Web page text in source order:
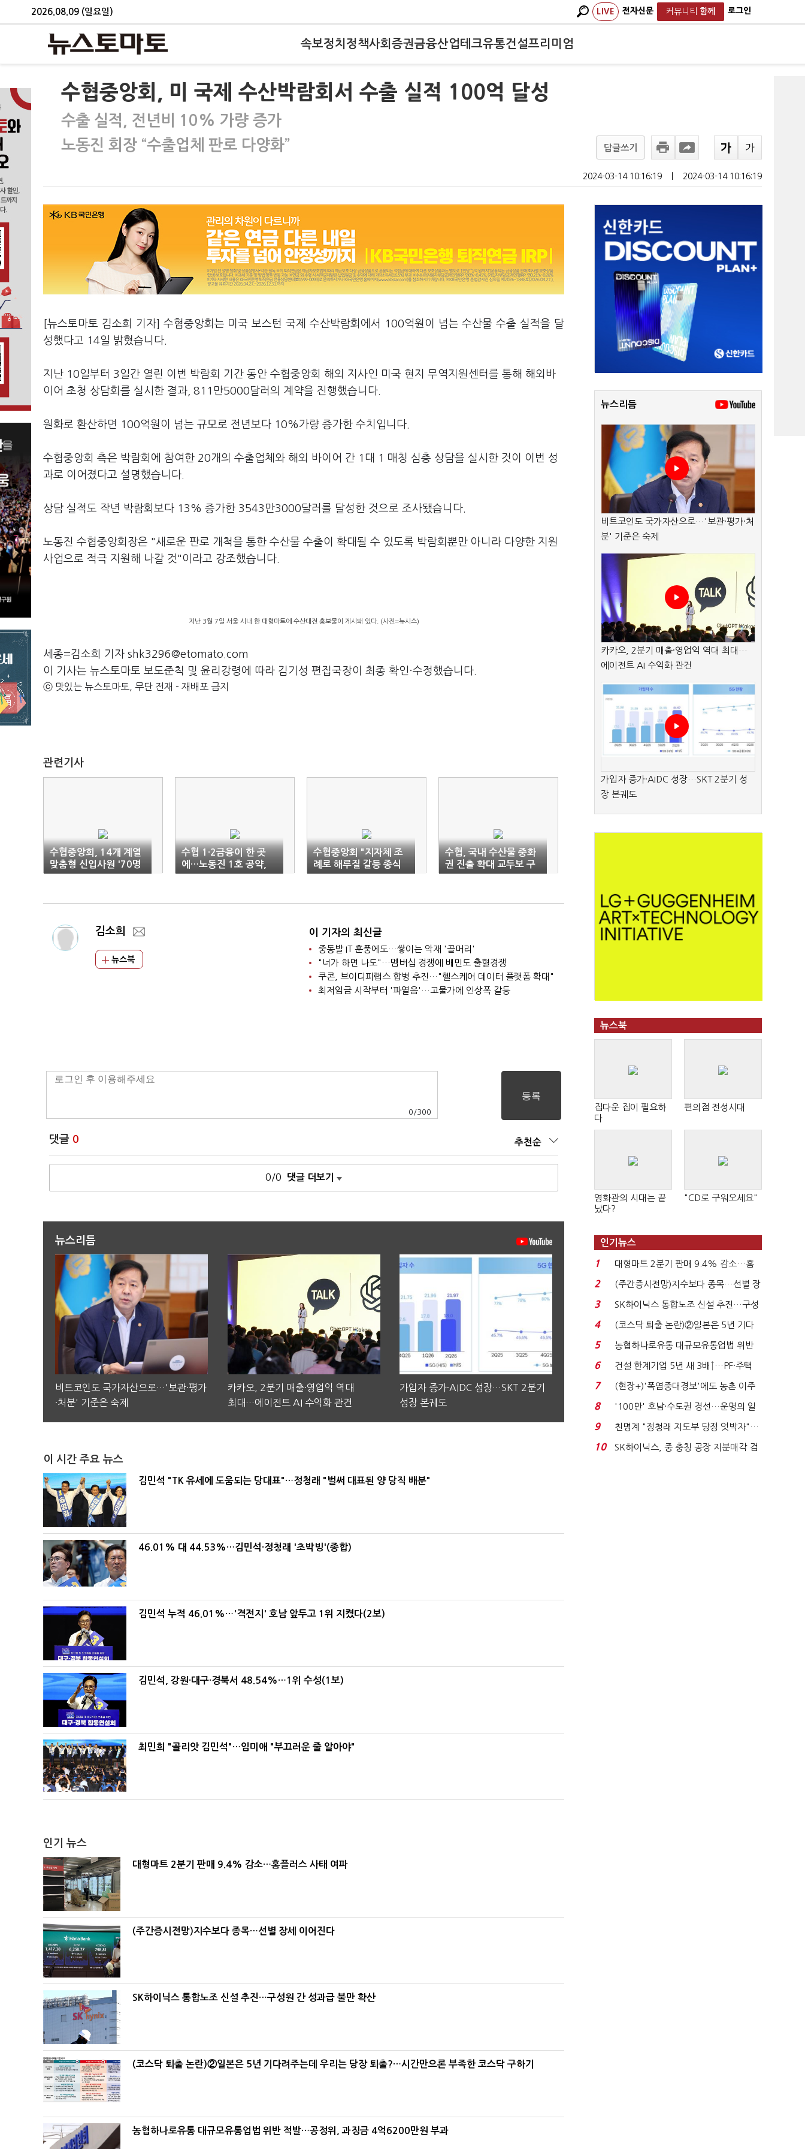
2026.08.09 (일요일) LIVE 전자신문 커뮤니티 함께 로그인
속보정치 정책사회 증권금융산업테크유통건설프리미엄
수협중앙회, 미 국제 수산박람회서 수출 실적 100억 달성
수출 실적, 전년비 10% 가량 증가
노동진 회장 “수출업체 판로 다양화”
답글쓰기
2024-03-14 10:16:19 2024-03-14 10:16:19
[뉴스토마토 김소희 기자] 수협중앙회는 미국 보스턴 국제 수산박람회에서 100억원이 넘는 수산물 수출 실적을 달
성했다고 14일 밝혔습니다.
지난 10일부터 3일간 열린 이번 박람회 기간 동안 수협중앙회 해외 지사인 미국 현지 무역지원센터를 통해 해외바
이어 초청 상담회를 실시한 결과, 811만5000달러의 계약을 진행했습니다.
원화로 환산하면 100억원이 넘는 규모로 전년보다 10%가량 증가한 수치입니다.
수협중앙회 측은 박람회에 참여한 20개의 수출업체와 해외 바이어 간 1대 1 매칭 심층 상담을 실시한 것이 이번 성
과로 이어졌다고 설명했습니다.
상담 실적도 작년 박람회보다 13% 증가한 3543만3000달러를 달성한 것으로 조사됐습니다.
노동진 수협중앙회장은 "새로운 판로 개척을 통한 수산물 수출이 확대될 수 있도록 박람회뿐만 아니라 다양한 지원
사업으로 적극 지원해 나갈 것"이라고 강조했습니다.
지난 3월 7일 서울 시내 한 대형마트에 수산대전 홍보물이 게시돼 있다. (사진=뉴시스)
세종=김소희 기자 shk3296@etomato.com
이 기사는 뉴스토마토 보도준칙 및 윤리강령에 따라 김기성 편집국장이 최종 확인·수정했습니다.
ⓒ 맛있는 뉴스토마토, 무단 전재 - 재배포 금지
관련기사
수협중앙회, 14개 계열
맞춤형 신입사원 '70명
공채'
수협 1·2금융이 한 곳
에…노동진 1호 공약,
'복합점포' 출범
수협중앙회 "지자체 조
례로 해루질 갈등 종식
시켜야"
수협, 국내 수산물 중화
권 진출 확대 교두보 구
축
김소희
뉴스북
이 기자의 최신글
중동발 IT 훈풍에도…쌓이는 악재 '골머리'
"너가 하면 나도"…멤버십 경쟁에 배민도 출혈경쟁
쿠콘, 브이디피랩스 합병 추진…"헬스케어 데이터 플랫폼 확대"
최저임금 시작부터 '파열음'…고물가에 인상폭 갈등
0 /300
댓글 0 추천순
0/0 댓글 더보기
뉴스리듬
비트코인도 국가자산으로…'보관·평가
·처분' 기준은 숙제
카카오, 2분기 매출·영업익 역대
최대…에이전트 AI 수익화 관건
가입자 증가·AIDC 성장…SKT 2분기
성장 본궤도
이 시간 주요 뉴스
김민석 "TK 유세에 도움되는 당대표"…정청래 "벌써 대표된 양 당직 배분"
46.01% 대 44.53%…김민석·정청래 '초박빙'(종합)
김민석 누적 46.01%…'격전지' 호남 앞두고 1위 지켰다(2보)
김민석, 강원·대구·경북서 48.54%…1위 수성(1보)
최민희 "골리앗 김민석"…임미애 "부끄러운 줄 알아야"
인기 뉴스
대형마트 2분기 판매 9.4% 감소…홈플러스 사태 여파
(주간증시전망)지수보다 종목…선별 장세 이어진다
SK하이닉스 통합노조 신설 추진…구성원 간 성과급 불만 확산
(코스닥 퇴출 논란)②일본은 5년 기다려주는데 우리는 당장 퇴출?…시간만으론 부족한 코스닥 구하기
농협하나로유통 대규모유통업법 위반 적발…공정위, 과징금 4억6200만원 부과
뉴스리듬
비트코인도 국가자산으로…'보관·평가·처
분' 기준은 숙제
카카오, 2분기 매출·영업익 역대 최대…
에이전트 AI 수익화 관건
가입자 증가·AIDC 성장…SKT 2분기 성
장 본궤도
뉴스북
집다운 집이 필요하
다
편의점 전성시대
영화관의 시대는 끝
났다?
"CD로 구워오세요"
인기뉴스
1
대형마트 2분기 판매 9.4% 감소…홈
플러스 사태 여파...
2
(주간증시전망)지수보다 종목…선별 장
세 이어진다...
3
SK하이닉스 통합노조 신설 추진…구성
원 간 성과급 불...
4
(코스닥 퇴출 논란)②일본은 5년 기다
려주는데 우리는 ...
5
농협하나로유통 대규모유통업법 위반
적발…공정위, 과...
6
건설 한계기업 5년 새 3배↑…PF·주택
침체에 재무 ...
7
(현장+)'폭염중대경보'에도 농촌 이주
노동자는 강행군…'야...
8
'100만' 호남·수도권 경선…운명의 일
주일
9
친명계 "정청래 지도부 당정 엇박자"…
친청계 "신천지 오...
10
SK하이닉스, 중 충칭 공장 지분매각 검